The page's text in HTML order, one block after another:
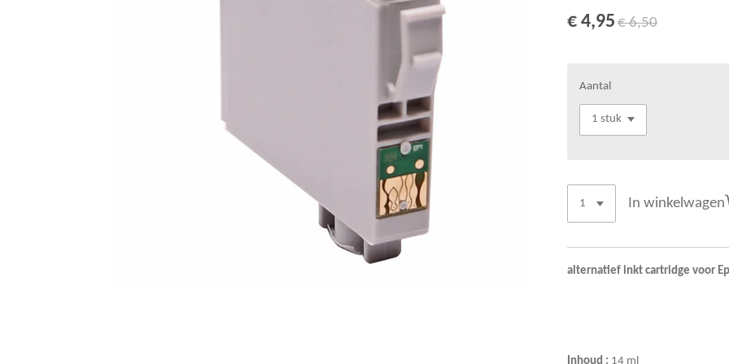
€ 4,95 € 6,50
Aantal
In winkelwagen
alternatief inkt cartridge voor
Inhoud : 14 ml